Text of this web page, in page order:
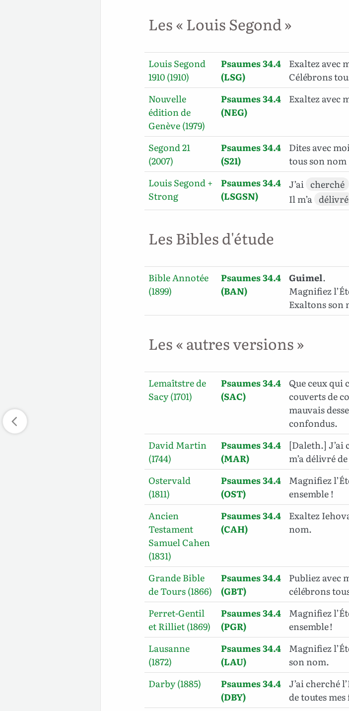
Les « Louis Segond »
Louis Segond
1910 (1910)
Psaumes 34.4
(LSG)
Exaltez avec
Célébrons
Nouvelle
édition de
Genève (1979)
Psaumes 34.4
(NEG)
Exaltez avec
Segond 21
(2007)
Psaumes 34.4
(S21)
Dites avec
tous son nom
Louis Segond +
Strong
Psaumes 34.4
(LSGSN)
J’ai cherché
Il m’a délivré
Les Bibles d'étude
Bible Annotée
(1899)
Psaumes 34.4
(BAN)
Guimel.
Magnifiez
Exaltons son
Les « autres versions »
Lemaîtstre de
Sacy (1701)
Psaumes 34.4
(SAC)
Que ceux qui
couverts de
mauvais
confondus.
David Martin
(1744)
Psaumes 34.4
(MAR)
[Daleth.] J’ai
m’a délivré
Ostervald
(1811)
Psaumes 34.4
(OST)
Magnifiez
ensemble !
Ancien
Testament
Samuel Cahen
(1831)
Psaumes 34.4
(CAH)
Exaltez
nom.
Grande Bible
de Tours (1866)
Psaumes 34.4
(GBT)
Publiez avec
célébrons
Perret-Gentil
et Rilliet (1869)
Psaumes 34.4
(PGR)
Magnifiez
ensemble !
Lausanne
(1872)
Psaumes 34.4
(LAU)
Magnifiez
son nom.
Darby (1885)
Psaumes 34.4
(DBY)
J’ai cherché
de toutes